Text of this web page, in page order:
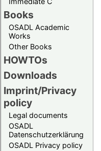
Books
OSADL Academic
Works
Other Books
HOWTOs
Downloads
Imprint/Privacy
policy
Legal documents
OSADL
Datenschutzerklärung
OSADL Privacy policy